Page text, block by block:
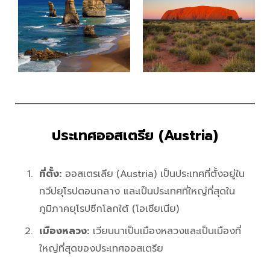
ประเทศออสเตรีย (Austria)
ที่ตั้ง: ออสเตรเลีย (Austria) เป็นประเทศที่ตั้งอยู่ใน
ทวีปยุโรปตอนกลาง และเป็นประเทศที่ใหญ่ที่สุดใน
ภูมิภาคยุโรปซีกโลกใต้ (โอเชียเนีย)
เมืองหลวง: เวียนนาเป็นเมืองหลวงและเป็นเมืองที่
ใหญ่ที่สุดของประเทศออสเตรีย